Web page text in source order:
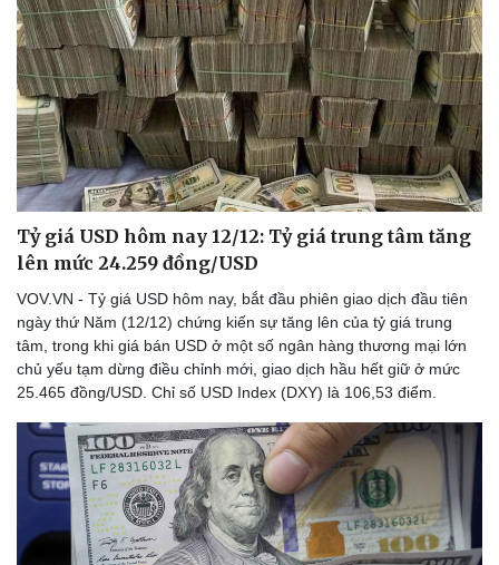
Văn hóa
Sân khấu - Điện ảnh
Văn học
Âm nhạc
Di sản
Giải trí
Nghệ sĩ
Thời trang
Sao Việt
Tỷ giá USD hôm nay 12/12: Tỷ giá trung tâm tăng
lên mức 24.259 đồng/USD
VOV.VN - Tỷ giá USD hôm nay, bắt đầu phiên giao dịch đầu tiên
ngày thứ Năm (12/12) chứng kiến sự tăng lên của tỷ giá trung
tâm, trong khi giá bán USD ở một số ngân hàng thương mại lớn
chủ yếu tạm dừng điều chỉnh mới, giao dịch hầu hết giữ ở mức
25.465 đồng/USD. Chỉ số USD Index (DXY) là 106,53 điểm.